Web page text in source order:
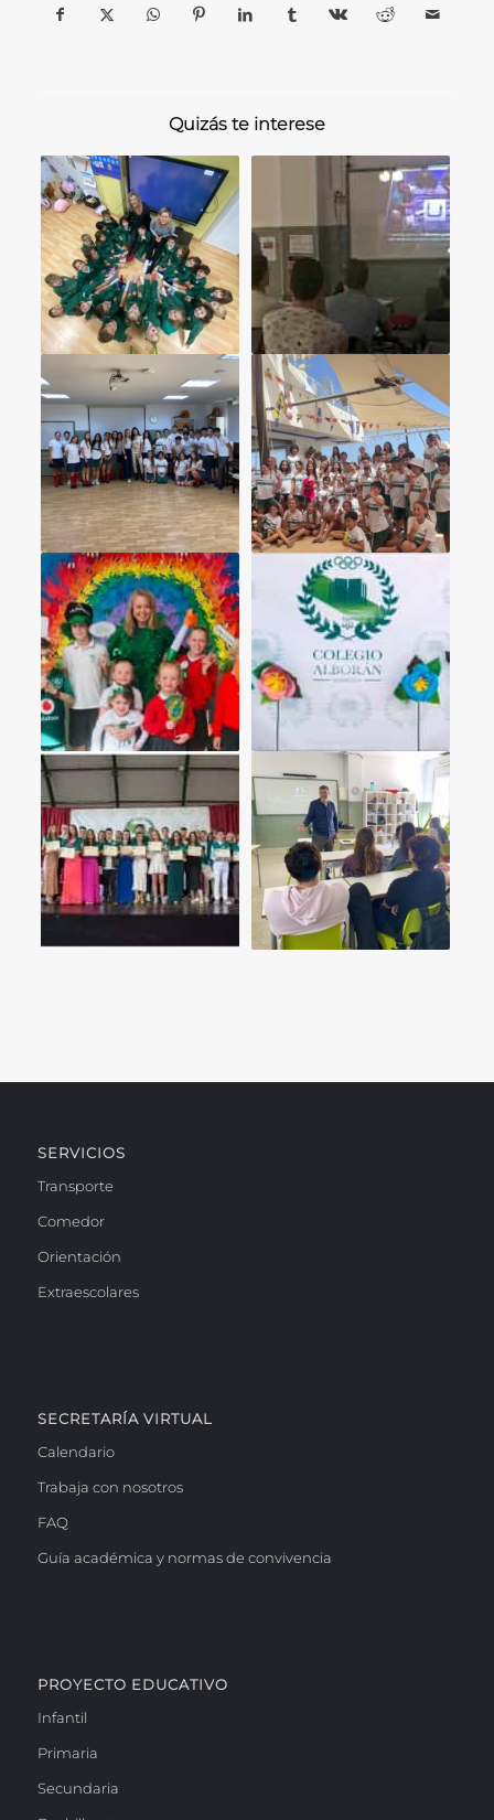
Quizás te interese
SERVICIOS
Transporte
Comedor
Orientación
Extraescolares
SECRETARÍA VIRTUAL
Calendario
Trabaja con nosotros
FAQ
Guía académica y normas de convivencia
PROYECTO EDUCATIVO
Infantil
Primaria
Secundaria